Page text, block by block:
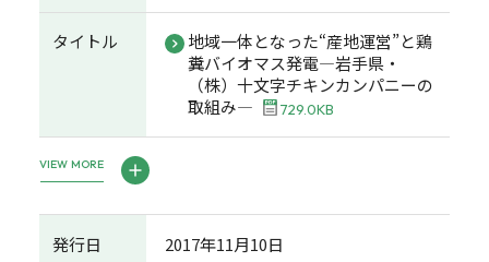
タイトル
地域一体となった“産地運営”と鶏
糞バイオマス発電―岩手県・
（株）十文字チキンカンパニーの
取組み―
729.0KB
VIEW MORE
発行日 2017年11月10日